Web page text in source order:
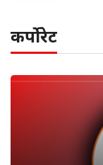
कर्पोरेट